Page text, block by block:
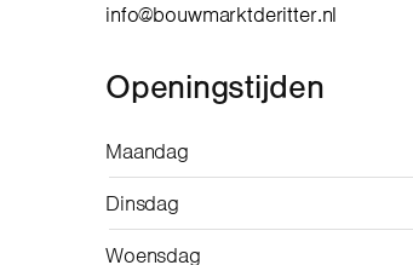
info@bouwmarktderitter.nl
Openingstijden
Maandag
Dinsdag
Woensdag